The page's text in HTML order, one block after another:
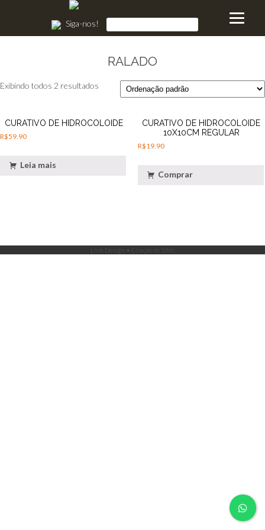
Siga-nos!
RALADO
Exibindo todos 2 resultados
CURATIVO DE HIDROCOLOIDE
R$59.90
Leia mais
CURATIVO DE HIDROCOLOIDE
10X10CM REGULAR
R$19.90
Comprar
Link Design • Criação de Sites